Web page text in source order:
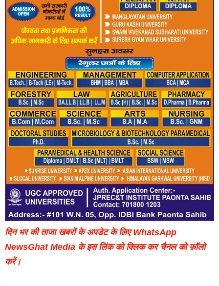
दिन भर की ताजा खबरों के अपडेट के लिए WhatsApp
NewsGhat Media के इस लिंक को क्लिक कर चैनल को फ़ॉलो
करें।